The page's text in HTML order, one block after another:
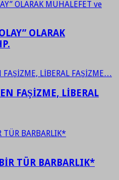
OLARAK
FAŞİZME, LİBERAL
TÜR BARBARLIK*